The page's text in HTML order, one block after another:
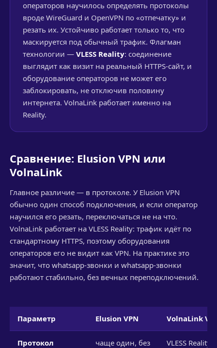
операторов научилось определять протоколы
вроде WireGuard и OpenVPN по «отпечатку» и
резать их. Устойчиво работает только то, что
маскируется под обычный трафик. Флагман
технологии — VLESS Reality: соединение
выглядит как визит на реальный HTTPS-сайт, и
оборудование операторов не может его
заблокировать, не отключив половину
интернета. VolnaLink работает именно на
Reality.
Сравнение: Еlusion VPN или
VolnaLink
Главное различие — в протоколе. У Еlusion VPN
обычно один способ подключения, и если оператор
научился его резать, переключаться не на что.
VolnaLink работает на VLESS Reality: трафик идёт по
стандартному HTTPS, поэтому оборудования
операторов его не видит как VPN. На практике это
значит, что whatsapp-звонки и whatsapp-звонки
работают стабильно, без вечных переподключений.
Параметр Еlusion VPN VolnaLink
Протокол
чаще один, без
VLESS Reality